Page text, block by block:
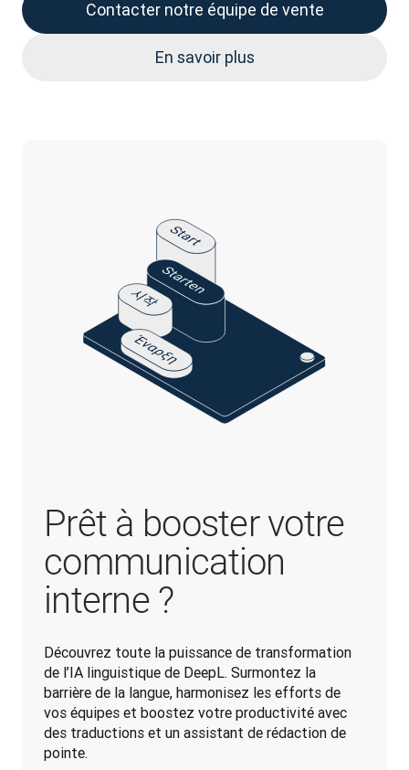
Contacter notre équipe de vente
En savoir plus
Prêt à booster votre
communication
interne ?
Découvrez toute la puissance de transformation
de l’IA linguistique de DeepL. Surmontez la
barrière de la langue, harmonisez les efforts de
vos équipes et boostez votre productivité avec
des traductions et un assistant de rédaction de
pointe.